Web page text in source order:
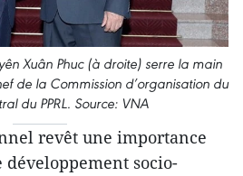
Xuân Phuc (à droite) serre la main
de la Commission d’organisation du
du PPRL. Source: VNA
revêt une importance
socio-